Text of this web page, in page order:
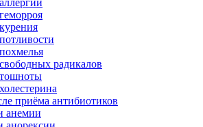
радикалов
приёма антибиотиков
анемии